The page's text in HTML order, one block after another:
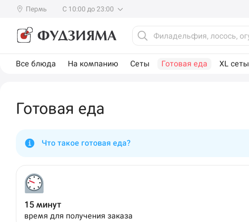
Пермь С 10:00 до 23:00
Все блюда На компанию Сеты Готовая еда XL сеты
Готовая еда
Что такое готовая еда?
15 минут
время для получения заказа